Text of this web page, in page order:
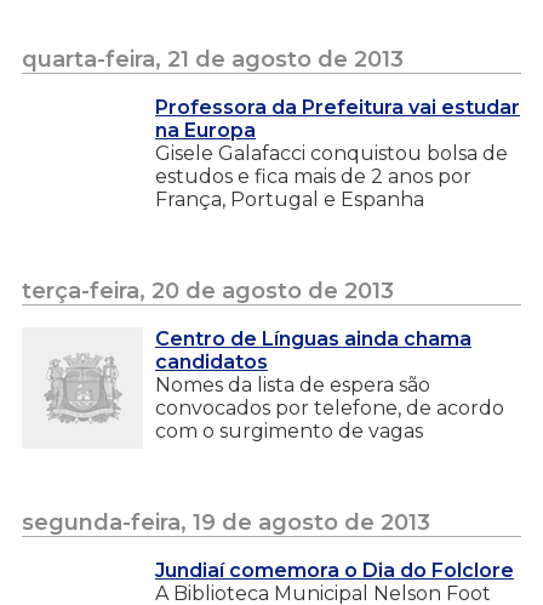
quarta-feira, 21 de agosto de 2013
Professora da Prefeitura vai estudar
na Europa
Gisele Galafacci conquistou bolsa de
estudos e fica mais de 2 anos por
França, Portugal e Espanha
terça-feira, 20 de agosto de 2013
Centro de Línguas ainda chama
candidatos
Nomes da lista de espera são
convocados por telefone, de acordo
com o surgimento de vagas
segunda-feira, 19 de agosto de 2013
Jundiaí comemora o Dia do Folclore
A Biblioteca Municipal Nelson Foot